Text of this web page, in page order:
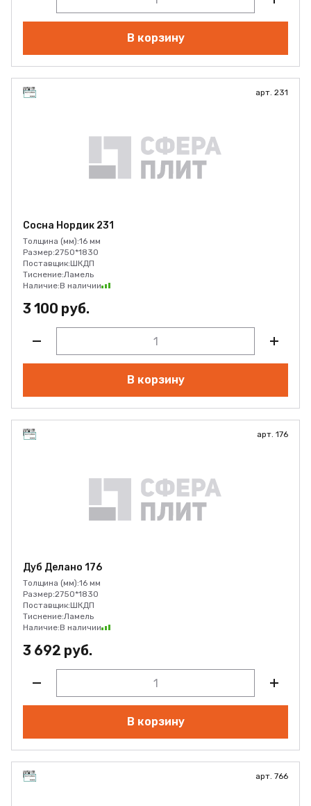
В корзину
арт. 231
Сосна Нордик 231
Толщина (мм):16 мм
Размер:2750*1830
Поставщик:ШКДП
Тиснение:Ламель
Наличие:В наличии
3 100 руб.
В корзину
арт. 176
Дуб Делано 176
Толщина (мм):16 мм
Размер:2750*1830
Поставщик:ШКДП
Тиснение:Ламель
Наличие:В наличии
3 692 руб.
В корзину
арт. 766